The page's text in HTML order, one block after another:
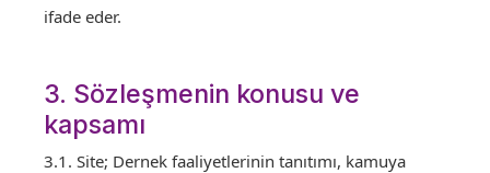
ifade eder.
3. Sözleşmenin konusu ve
kapsamı
3.1. Site; Dernek faaliyetlerinin tanıtımı, kamuya